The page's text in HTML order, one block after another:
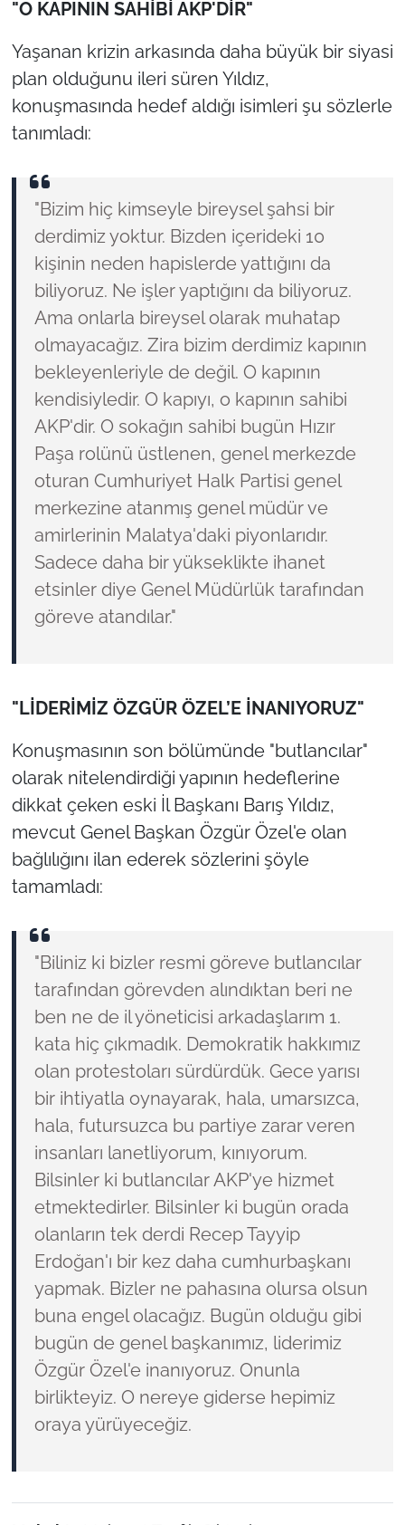
"O KAPININ SAHİBİ AKP'DİR"
Yaşanan krizin arkasında daha büyük bir siyasi
plan olduğunu ileri süren Yıldız,
konuşmasında hedef aldığı isimleri şu sözlerle
tanımladı:
"Bizim hiç kimseyle bireysel şahsi bir
derdimiz yoktur. Bizden içerideki 10
kişinin neden hapislerde yattığını da
biliyoruz. Ne işler yaptığını da biliyoruz.
Ama onlarla bireysel olarak muhatap
olmayacağız. Zira bizim derdimiz kapının
bekleyenleriyle de değil. O kapının
kendisiyledir. O kapıyı, o kapının sahibi
AKP'dir. O sokağın sahibi bugün Hızır
Paşa rolünü üstlenen, genel merkezde
oturan Cumhuriyet Halk Partisi genel
merkezine atanmış genel müdür ve
amirlerinin Malatya'daki piyonlarıdır.
Sadece daha bir yükseklikte ihanet
etsinler diye Genel Müdürlük tarafından
göreve atandılar."
"LİDERİMİZ ÖZGÜR ÖZEL’E İNANIYORUZ"
Konuşmasının son bölümünde "butlancılar"
olarak nitelendirdiği yapının hedeflerine
dikkat çeken eski İl Başkanı Barış Yıldız,
mevcut Genel Başkan Özgür Özel'e olan
bağlılığını ilan ederek sözlerini şöyle
tamamladı:
"Biliniz ki bizler resmi göreve butlancılar
tarafından görevden alındıktan beri ne
ben ne de il yöneticisi arkadaşlarım 1.
kata hiç çıkmadık. Demokratik hakkımız
olan protestoları sürdürdük. Gece yarısı
bir ihtiyatla oynayarak, hala, umarsızca,
hala, futursuzca bu partiye zarar veren
insanları lanetliyorum, kınıyorum.
Bilsinler ki butlancılar AKP'ye hizmet
etmektedirler. Bilsinler ki bugün orada
olanların tek derdi Recep Tayyip
Erdoğan'ı bir kez daha cumhurbaşkanı
yapmak. Bizler ne pahasına olursa olsun
buna engel olacağız. Bugün olduğu gibi
bugün de genel başkanımız, liderimiz
Özgür Özel'e inanıyoruz. Onunla
birlikteyiz. O nereye giderse hepimiz
oraya yürüyeceğiz.